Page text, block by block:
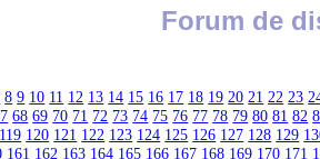
Forum de
8 9 10 11 12 13 14 15 16 17 18 19 20 21 22 23
68 69 70 71 72 73 74 75 76 77 78 79 80 81 82
119 120 121 122 123 124 125 126 127 128 129
161 162 163 164 165 166 167 168 169 170 171